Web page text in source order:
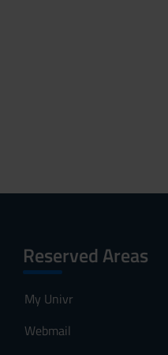
Reserved Areas
My Univr
Webmail